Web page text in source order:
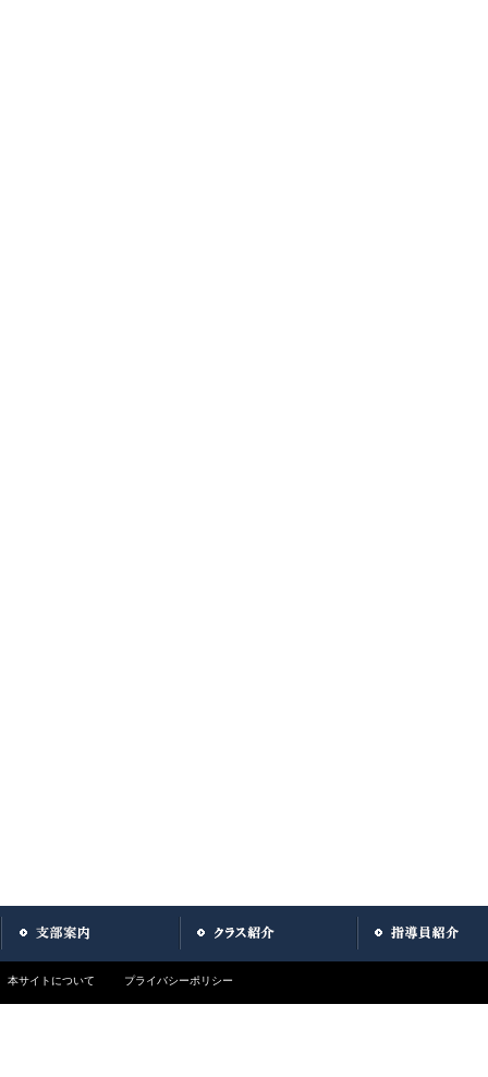
本サイトについて プライバシーポリシー